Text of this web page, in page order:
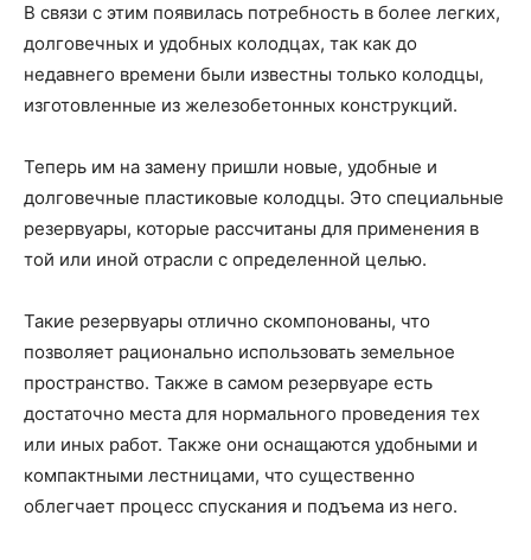
В связи с этим появилась потребность в более легких,
долговечных и удобных колодцах, так как до
недавнего времени были известны только колодцы,
изготовленные из железобетонных конструкций.
Теперь им на замену пришли новые, удобные и
долговечные пластиковые колодцы. Это специальные
резервуары, которые рассчитаны для применения в
той или иной отрасли с определенной целью.
Такие резервуары отлично скомпонованы, что
позволяет рационально использовать земельное
пространство. Также в самом резервуаре есть
достаточно места для нормального проведения тех
или иных работ. Также они оснащаются удобными и
компактными лестницами, что существенно
облегчает процесс спускания и подъема из него.